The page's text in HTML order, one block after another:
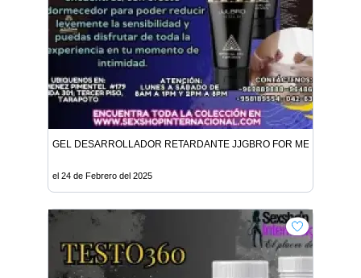
GEL DESARROLLADOR RETARDANTE JJGBRO FOR MEN
el 24 de Febrero del 2025